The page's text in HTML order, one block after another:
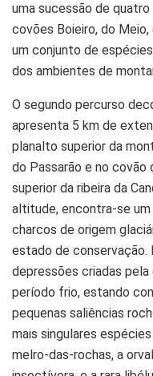
uma sucessão de
covões Boieiro, do Meio,
um conjunto de
dos ambientes de
O segundo percurso
apresenta 5 km de
planalto superior da
do Passarão e no covão
superior da ribeira da
altitude, encontra-se
charcos de origem
estado de conservação.
depressões criadas
período frio, estando
pequenas saliências
mais singulares
melro-das-rochas, a